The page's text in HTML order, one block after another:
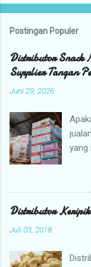
Postingan Populer
Distributor Snack
Supplier Tangan
Juni 29, 2026
yang
Distributor
Juli 03, 2018